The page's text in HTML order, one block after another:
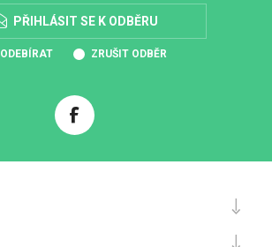
PŘIHLÁSIT SE K ODBĚRU
ODEBÍRAT ZRUŠIT ODBĚR